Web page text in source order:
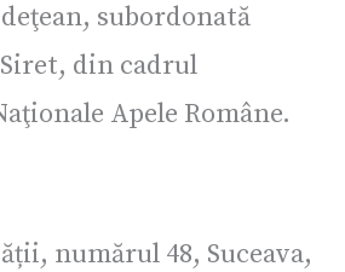
subordonată
din cadrul
Apele Române.
numărul 48, Suceava,